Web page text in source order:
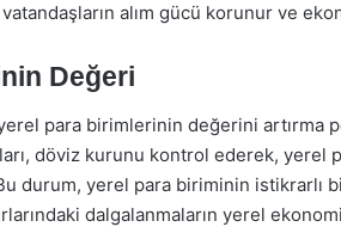
alım gücü korunur ve
Değeri
para birimlerinin değerini artırma
döviz kurunu kontrol ederek, yerel
durum, yerel para biriminin istikrarlı
dalgalanmaların yerel